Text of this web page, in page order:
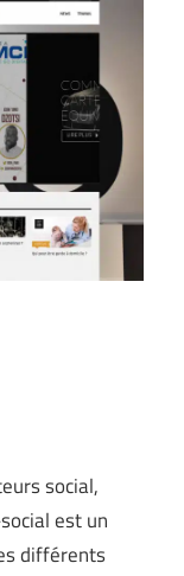
social,
est un
différents